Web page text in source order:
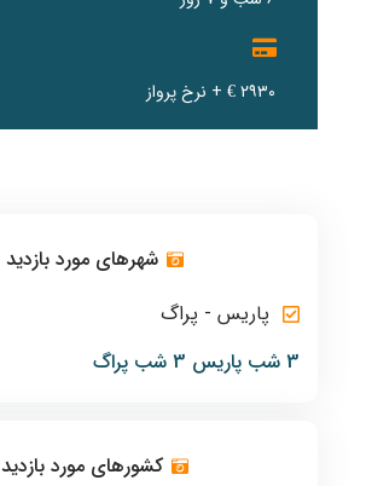
۲۹۳۰ € + نرخ پرواز
شهرهای مورد بازدید
پاریس - پراگ
3 شب پاریس 3 شب پراگ
کشورهای مورد بازدید